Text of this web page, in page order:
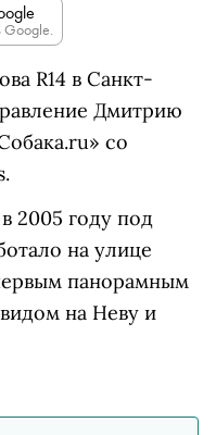
Google.
R14 в Санкт-
Дмитрию
ru» со
2005 году под
на улице
панорамным
на Неву и